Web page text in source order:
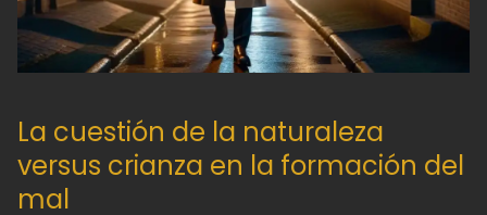
La cuestión de la naturaleza
versus crianza en la formación del
mal